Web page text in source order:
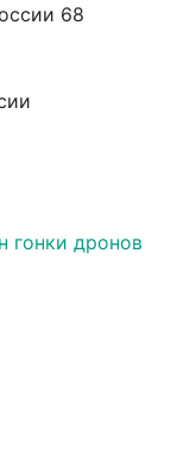
68
гонки дронов